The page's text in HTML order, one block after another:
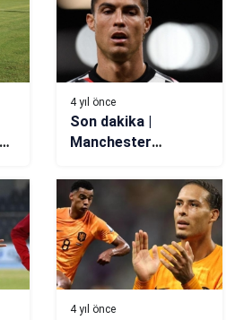
4 yıl önce
Son dakika |
Manchester
Ronaldo açıklaması!
4 yıl önce